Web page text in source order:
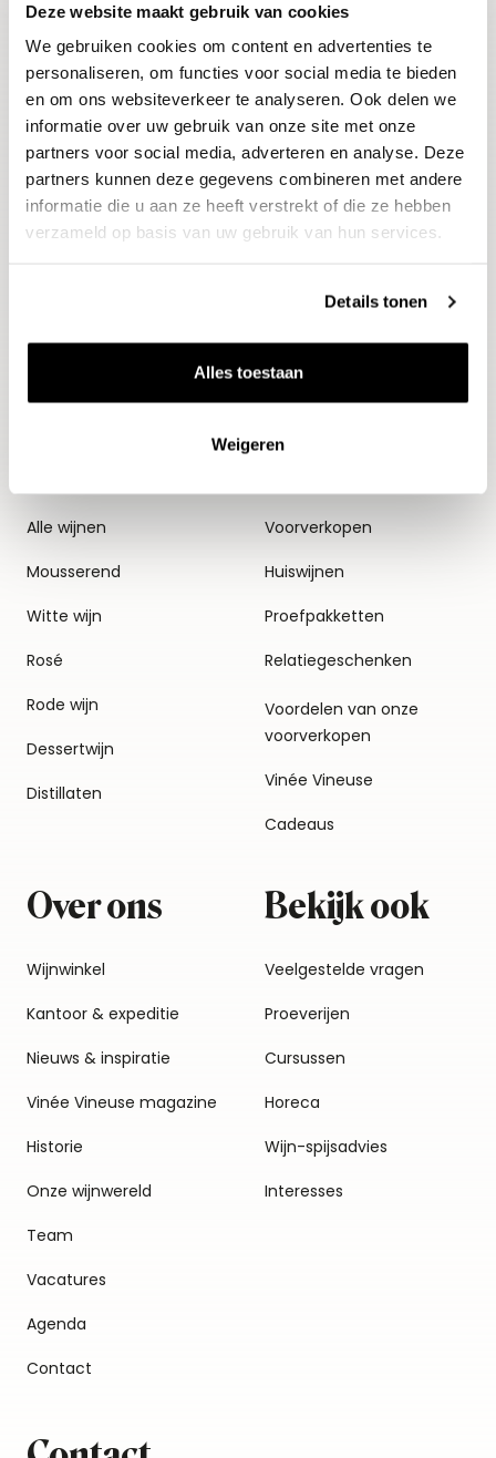
Deze website maakt gebruik van cookies
We gebruiken cookies om content en advertenties te
personaliseren, om functies voor social media te bieden
en om ons websiteverkeer te analyseren. Ook delen we
informatie over uw gebruik van onze site met onze
partners voor social media, adverteren en analyse. Deze
partners kunnen deze gegevens combineren met andere
informatie die u aan ze heeft verstrekt of die ze hebben
verzameld op basis van uw gebruik van hun services.
Details tonen
Alles toestaan
Weigeren
Blijf op de hoogte
Ontvang het laatste wijnnieuws, proeverijen en
evenementen
E-mailadres
Aanmelden
Alle wijnen
Mousserend
Witte wijn
Rosé
Rode wijn
Dessertwijn
Distillaten
Thema's
Voorverkopen
Huiswijnen
Proefpakketten
Relatiegeschenken
Voordelen van onze
voorverkopen
Vinée Vineuse
Cadeaus
Over ons
Wijnwinkel
Kantoor & expeditie
Nieuws & inspiratie
Vinée Vineuse magazine
Historie
Onze wijnwereld
Team
Vacatures
Agenda
Contact
Bekijk ook
Veelgestelde vragen
Proeverijen
Cursussen
Horeca
Wijn-spijsadvies
Interesses